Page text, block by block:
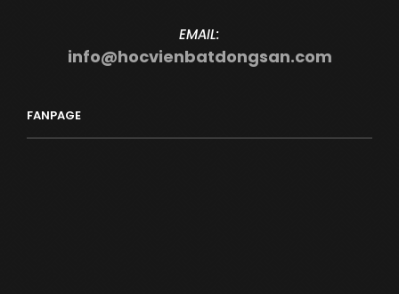
EMAIL:
info@hocvienbatdongsan.com
FANPAGE